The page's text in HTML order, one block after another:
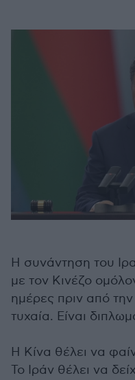
Η συνάντηση του
με τον Κινέζο
ημέρες πριν από
τυχαία. Είναι
Η Κίνα θέλει να
Το Ιράν θέλει να